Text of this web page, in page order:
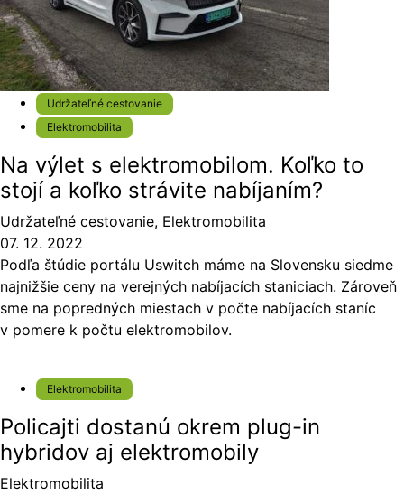
Udržateľné cestovanie
Elektromobilita
Na výlet s elektromobilom. Koľko to
stojí a koľko strávite nabíjaním?
Udržateľné cestovanie, Elektromobilita
07. 12. 2022
Podľa štúdie portálu Uswitch máme na Slovensku siedme
najnižšie ceny na verejných nabíjacích staniciach. Zároveň
sme na popredných miestach v počte nabíjacích staníc
v pomere k počtu elektromobilov.
Elektromobilita
Policajti dostanú okrem plug-in
hybridov aj elektromobily
Elektromobilita